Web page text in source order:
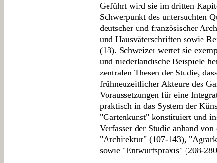
Geführt wird sie im dritten
Schwerpunkt des untersuchten
deutscher und französischer
und Hausväterschriften sowie
(18). Schweizer wertet sie
und niederländische Beispiele
zentralen Thesen der Studie,
frühneuzeitlicher Akteure des
Voraussetzungen für eine
praktisch in das System der
"Gartenkunst" konstituiert und
Verfasser der Studie anhand
"Architektur" (107-143),
sowie "Entwurfspraxis" (208-